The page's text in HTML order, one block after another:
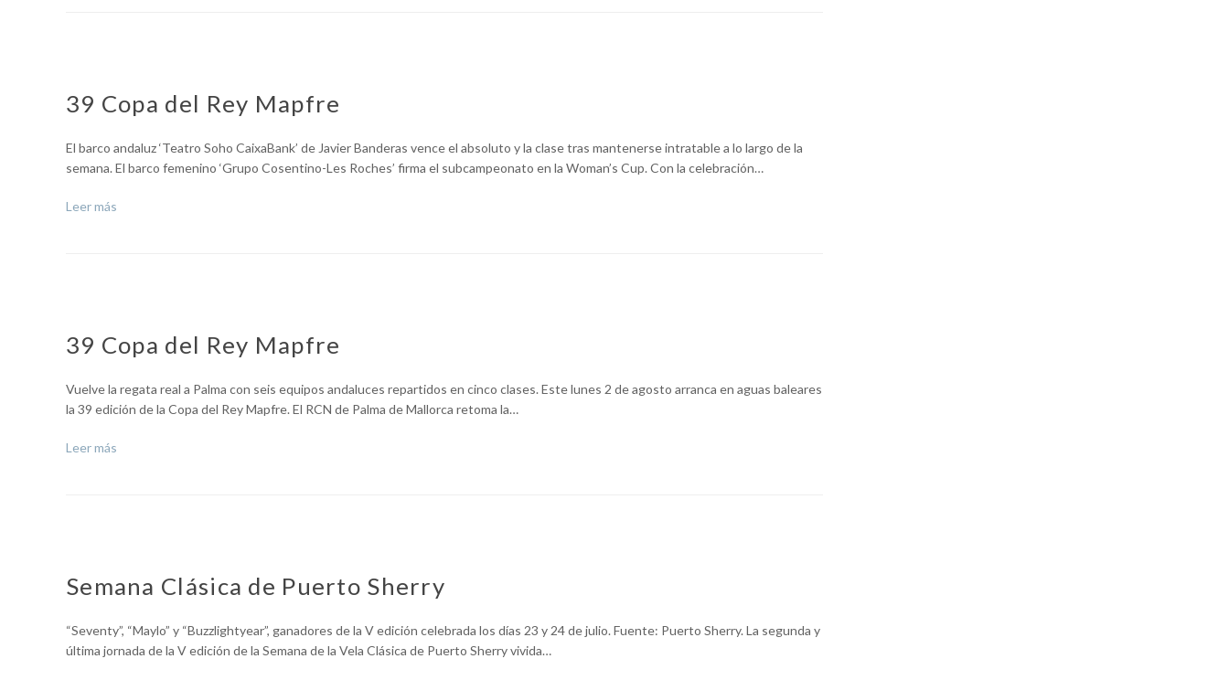
39 Copa del Rey Mapfre
El barco andaluz ‘Teatro Soho CaixaBank’ de Javier Banderas vence el absoluto y la clase tras mantenerse intratable a lo largo de la
semana. El barco femenino ‘Grupo Cosentino-Les Roches’ firma el subcampeonato en la Woman’s Cup. Con la celebración…
Leer más
39 Copa del Rey Mapfre
Vuelve la regata real a Palma con seis equipos andaluces repartidos en cinco clases. Este lunes 2 de agosto arranca en aguas baleares
la 39 edición de la Copa del Rey Mapfre. El RCN de Palma de Mallorca retoma la…
Leer más
Semana Clásica de Puerto Sherry
“Seventy”, “Maylo” y “Buzzlightyear”, ganadores de la V edición celebrada los días 23 y 24 de julio. Fuente: Puerto Sherry. La segunda y
última jornada de la V edición de la Semana de la Vela Clásica de Puerto Sherry vivida…